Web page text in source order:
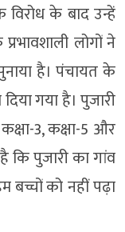
के बाद उन्हें
लोगों ने
है। पंचायत के
गया है। पुजारी
3, कक्षा-5 और
कि पुजारी का गांव
बच्चों को नहीं पढ़ा